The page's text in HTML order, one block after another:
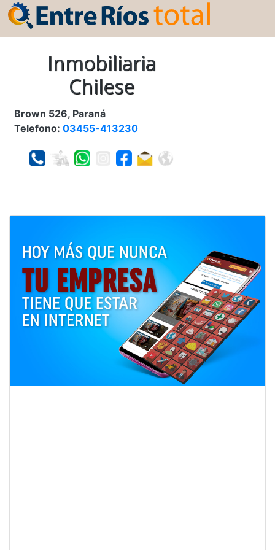
Inmobiliaria
Chilese
Brown 526, Paraná
Telefono: 03455-413230